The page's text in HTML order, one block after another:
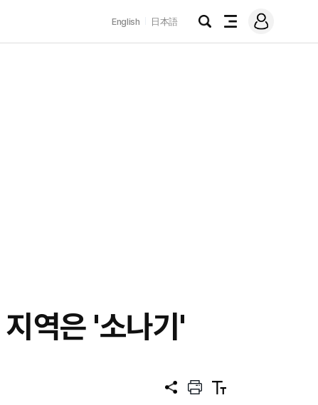
English 日本語
검
전
메
그
역은 '소나기'
공
프
텍